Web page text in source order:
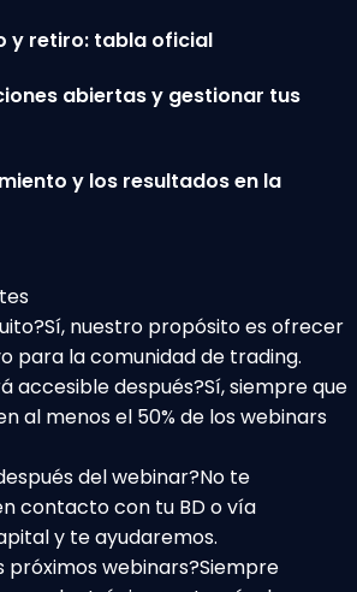
y retiro: tabla oficial
abiertas y gestionar tus
y los resultados en la
Sí, nuestro propósito es ofrecer
para la comunidad de trading.
accesible después?Sí, siempre que
al menos el 50% de los webinars
del webinar?No te
contacto con tu BD o vía
y te ayudaremos.
próximos webinars?Siempre